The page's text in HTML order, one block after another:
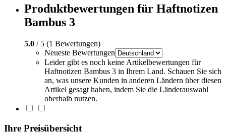
Produktbewertungen für Haftnotizen
Bambus 3
5.0 / 5 (1 Bewertungen)
Neueste Bewertungen
Leider gibt es noch keine Artikelbewertungen für
Haftnotizen Bambus 3 in Ihrem Land. Schauen Sie sich
an, was unsere Kunden in anderen Ländern über diesen
Artikel gesagt haben, indem Sie die Länderauswahl
oberhalb nutzen.
Ihre Preisübersicht